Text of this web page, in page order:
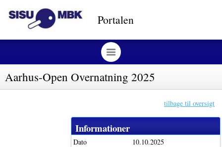
Portalen
Aarhus-Open Overnatning 2025
tilbage til oversigt
Informationer
Dato
10.10.2025